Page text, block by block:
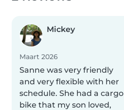
Mickey
Maart 2026
Sanne was very friendly
and very flexible with her
schedule. She had a cargo
bike that my son loved,